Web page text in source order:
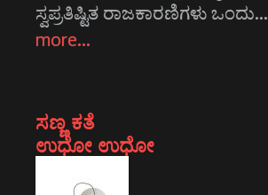
ಸ್ವಪ್ರತಿಷ್ಟಿತ ರಾಜಕಾರಣಿಗಳು ಒಂದು…
more…
ಸಣ್ಣ ಕತೆ
ಉಧೋ ಉಧೋ